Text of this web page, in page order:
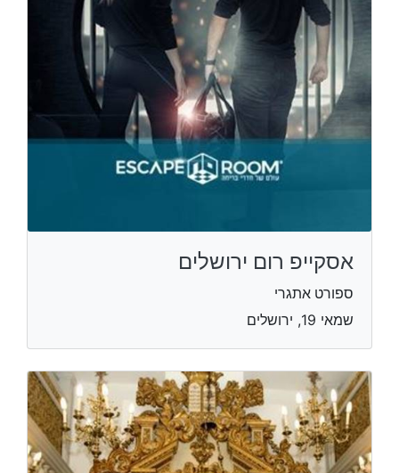
אסקייפ רום ירושלים
ספורט אתגרי
שמאי 19, ירושלים